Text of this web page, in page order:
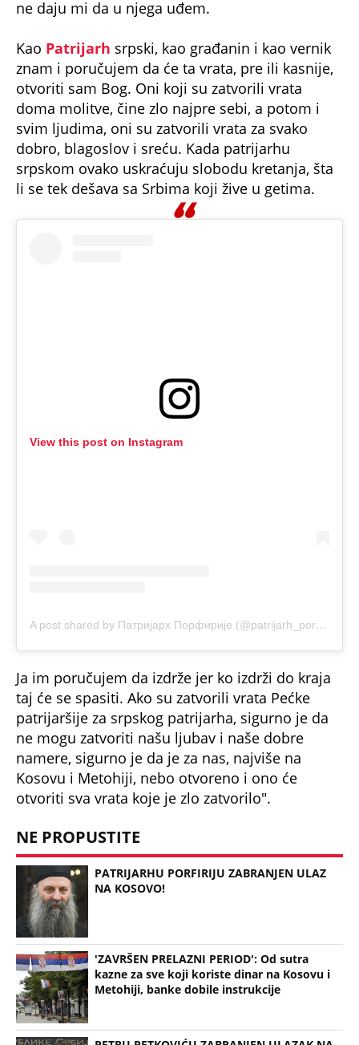
ne daju mi da u njega uđem.
Kao Patrijarh srpski, kao građanin i kao vernik
znam i poručujem da će ta vrata, pre ili kasnije,
otvoriti sam Bog. Oni koji su zatvorili vrata
doma molitve, čine zlo najpre sebi, a potom i
svim ljudima, oni su zatvorili vrata za svako
dobro, blagoslov i sreću. Kada patrijarhu
srpskom ovako uskraćuju slobodu kretanja, šta
li se tek dešava sa Srbima koji žive u getima.
View this post on Instagram
A post shared by Патријарх Порфирије (@patrijarh_porfirije)
Ja im poručujem da izdrže jer ko izdrži do kraja
taj će se spasiti. Ako su zatvorili vrata Pećke
patrijaršije za srpskog patrijarha, sigurno je da
ne mogu zatvoriti našu ljubav i naše dobre
namere, sigurno je da je za nas, najviše na
Kosovu i Metohiji, nebo otvoreno i ono će
otvoriti sva vrata koje je zlo zatvorilo".
NE PROPUSTITE
PATRIJARHU PORFIRIJU ZABRANJEN ULAZ
NA KOSOVO!
'ZAVRŠEN PRELAZNI PERIOD': Od sutra
kazne za sve koji koriste dinar na Kosovu i
Metohiji, banke dobile instrukcije